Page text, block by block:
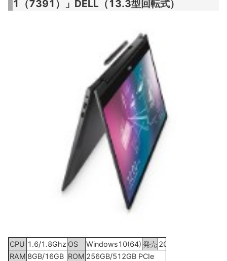
1（7391）」DELL（13.3型回転式）
CPU 1.6/1.8Ghz OS Windows10(64) 発売 2019年9月6日
RAM 8GB/16GB ROM 256GB/512GB PCIe